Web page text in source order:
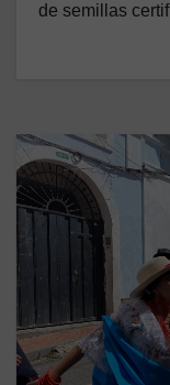
de semillas